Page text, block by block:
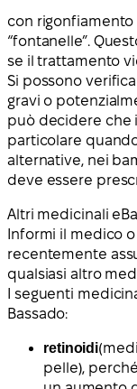
con
“fontanelle”.
se il trattamento
Si possono
gravi o
può decidere che
particolare
alternative, nei
deve essere
Altri medicinali e
Informi il medico
recentemente
qualsiasi altro
I seguenti
Bassado:
retinoidi
pelle),